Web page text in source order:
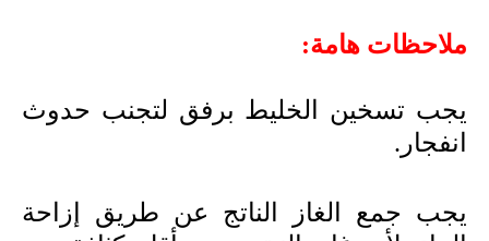
ملاحظات هامة:
يجب تسخين الخليط برفق لتجنب حدوث
انفجار.
يجب جمع الغاز الناتج عن طريق إزاحة